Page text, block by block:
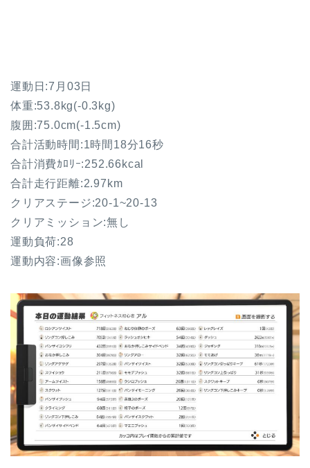
運動日:7月03日
体重:53.8kg(-0.3kg)
腹囲:75.0cm(-1.5cm)
合計活動時間:1時間18分16秒
合計消費ｶﾛﾘｰ:252.66kcal
合計走行距離:2.97km
クリアステージ:20-1~20-13
クリアミッション:無し
運動負荷:28
運動内容:画像参照